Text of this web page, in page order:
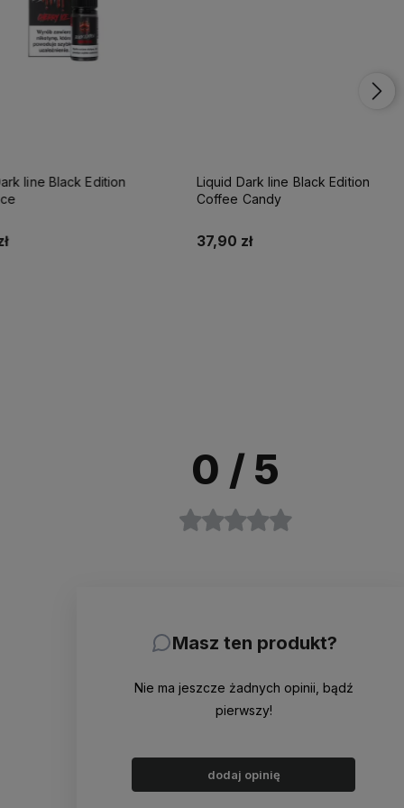
line Black Edition
Liquid Dark line Black Edition
Coffee Candy
37,90 zł
0 / 5
Masz ten produkt?
Nie ma jeszcze żadnych opinii, bądź
pierwszy!
dodaj opinię